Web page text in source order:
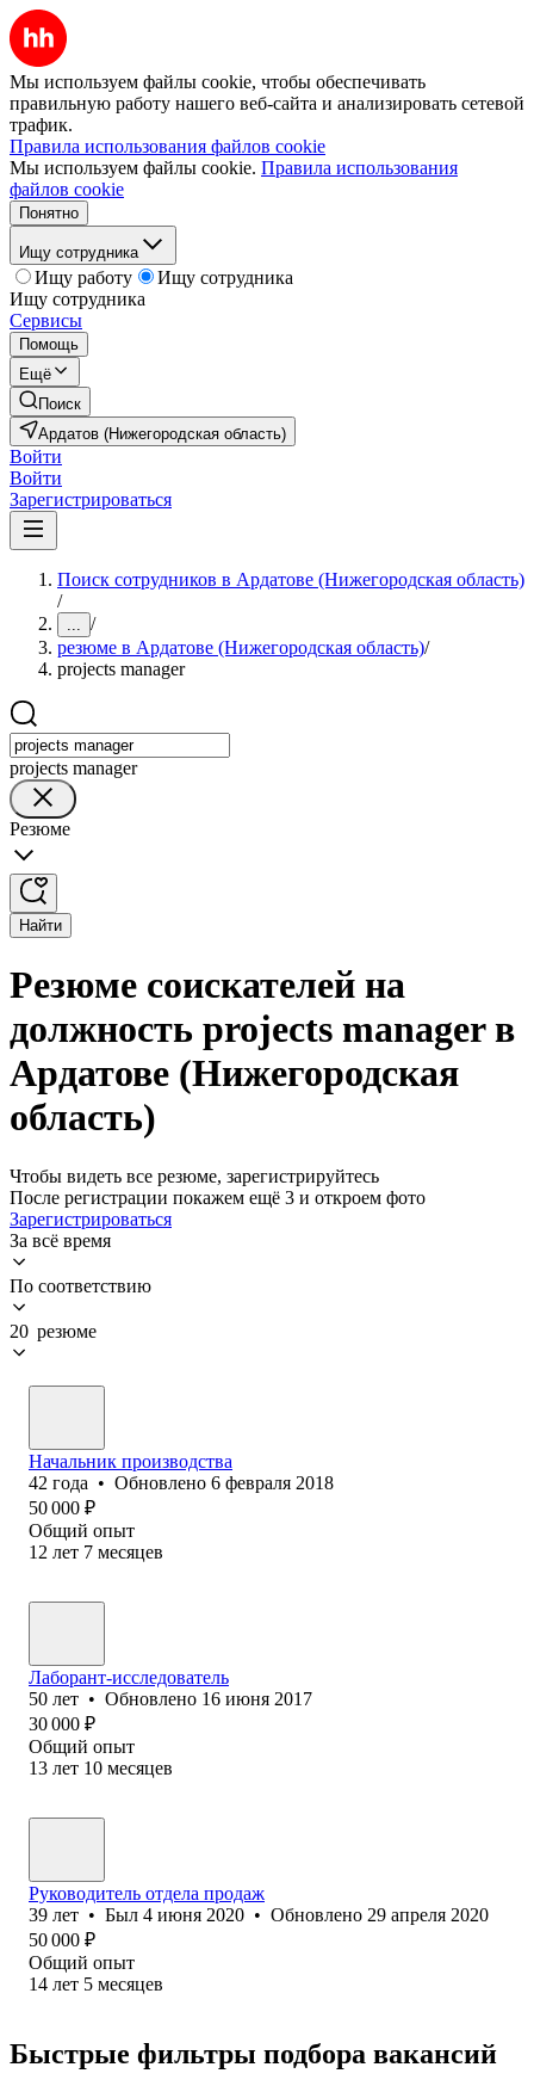
Мы используем файлы cookie, чтобы обеспечивать
правильную работу нашего веб-сайта и анализировать сетевой
трафик.
Правила использования файлов cookie
Мы используем файлы cookie. Правила использования
файлов cookie
Понятно
Ищу сотрудника
Ищу работу
Ищу сотрудника
Ищу сотрудника
Сервисы
Помощь
Ещё
Поиск
Ардатов (Нижегородская область)
Войти
Войти
Зарегистрироваться
Поиск сотрудников в Ардатове (Нижегородская область)
/
... /
резюме в Ардатове (Нижегородская область)/
projects manager
projects manager
Резюме
Найти
Резюме соискателей на
должность projects manager в
Ардатове (Нижегородская
область)
Чтобы видеть все резюме, зарегистрируйтесь
После регистрации покажем ещё 3 и откроем фото
Зарегистрироваться
За всё время
По соответствию
20 резюме
Начальник производства
42 года • Обновлено 6 февраля 2018
50 000 ₽
Общий опыт
12 лет 7 месяцев
Лаборант-исследователь
50 лет • Обновлено 16 июня 2017
30 000 ₽
Общий опыт
13 лет 10 месяцев
Руководитель отдела продаж
39 лет • Был 4 июня 2020 • Обновлено 29 апреля 2020
50 000 ₽
Общий опыт
14 лет 5 месяцев
Быстрые фильтры подбора вакансий